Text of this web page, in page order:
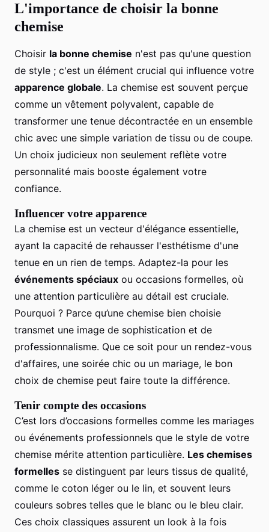
L'importance de choisir la bonne
chemise
Choisir la bonne chemise n'est pas qu'une question
de style ; c'est un élément crucial qui influence votre
apparence globale. La chemise est souvent perçue
comme un vêtement polyvalent, capable de
transformer une tenue décontractée en un ensemble
chic avec une simple variation de tissu ou de coupe.
Un choix judicieux non seulement reflète votre
personnalité mais booste également votre
confiance.
Influencer votre apparence
La chemise est un vecteur d'élégance essentielle,
ayant la capacité de rehausser l'esthétisme d'une
tenue en un rien de temps. Adaptez-la pour les
événements spéciaux ou occasions formelles, où
une attention particulière au détail est cruciale.
Pourquoi ? Parce qu’une chemise bien choisie
transmet une image de sophistication et de
professionnalisme. Que ce soit pour un rendez-vous
d'affaires, une soirée chic ou un mariage, le bon
choix de chemise peut faire toute la différence.
Tenir compte des occasions
C’est lors d’occasions formelles comme les mariages
ou événements professionnels que le style de votre
chemise mérite attention particulière. Les chemises
formelles se distinguent par leurs tissus de qualité,
comme le coton léger ou le lin, et souvent leurs
couleurs sobres telles que le blanc ou le bleu clair.
Ces choix classiques assurent un look à la fois